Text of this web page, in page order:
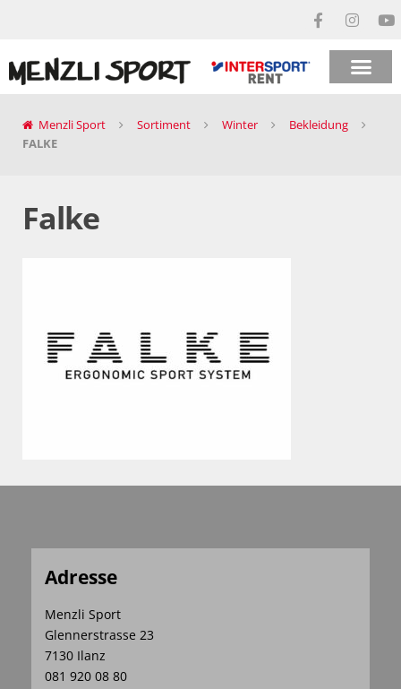
Menzli Sport Sortiment Winter
Bekleidung
FALKE
Falke
Adresse
Menzli Sport
Glennerstrasse 23
7130 Ilanz
081 920 08 80